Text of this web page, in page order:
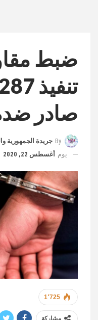
ضبط
صادر
By جريدة الجمهورية
يوم أغسطس 22, 2020
1٬725
مشاركة